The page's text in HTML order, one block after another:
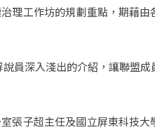
理工作坊的規劃重點，期藉
員深入淺出的介紹，讓聯盟成
張子超主任及國立屏東科技